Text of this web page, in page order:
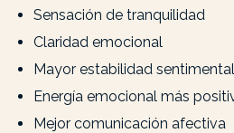
Sensación de tranquilidad
Claridad emocional
Mayor estabilidad sentimental
Energía emocional más
Mejor comunicación afectiva